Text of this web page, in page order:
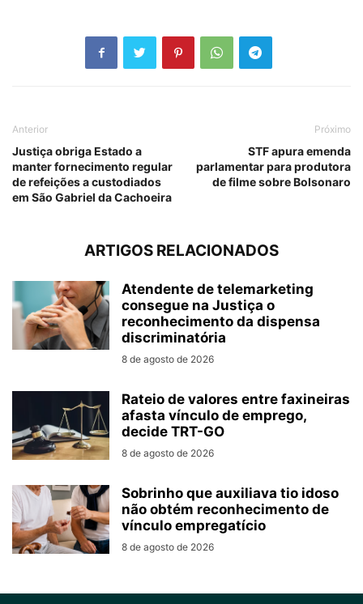
Anterior
Justiça obriga Estado a
manter fornecimento regular
de refeições a custodiados
em São Gabriel da Cachoeira
Próximo
STF apura emenda
parlamentar para produtora
de filme sobre Bolsonaro
ARTIGOS RELACIONADOS
Atendente de telemarketing
consegue na Justiça o
reconhecimento da dispensa
discriminatória
8 de agosto de 2026
Rateio de valores entre faxineiras
afasta vínculo de emprego,
decide TRT-GO
8 de agosto de 2026
Sobrinho que auxiliava tio idoso
não obtém reconhecimento de
vínculo empregatício
8 de agosto de 2026